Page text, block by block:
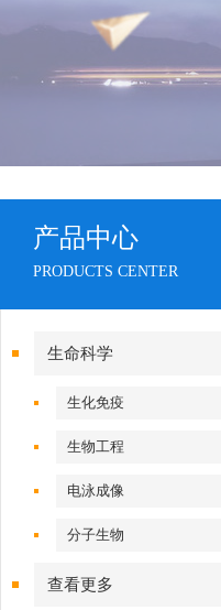
产品中心
PRODUCTS CENTER
生命科学
生化免疫
生物工程
电泳成像
分子生物
查看更多